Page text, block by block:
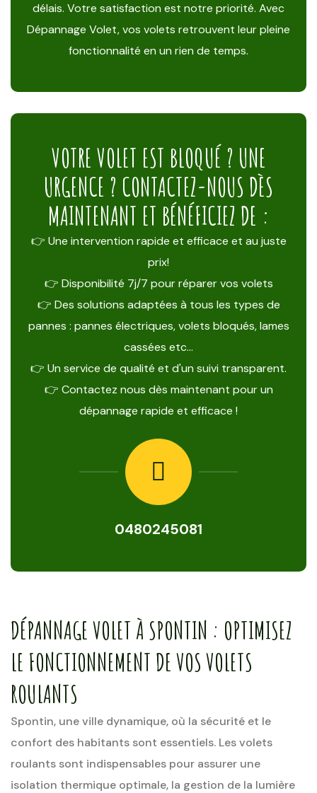
délais. Votre satisfaction est notre priorité. Avec
Dépannage Volet, vos volets retrouvent leur pleine
fonctionnalité en un rien de temps.
VOTRE VOLET EST BLOQUÉ ? UNE
URGENCE ? CONTACTEZ-NOUS DÈS
MAINTENANT ET BÉNÉFICIEZ DE :
👉 Une intervention rapide et efficace et au juste
prix!
👉 Disponibilité 7j/7 pour réparer vos volets
👉 Des solutions adaptées à tous les types de
pannes : pannes électriques, volets bloqués, lames
cassées etc…
👉 Un service de qualité et d'un suivi transparent.
👉 Contactez nous dès maintenant pour un
dépannage rapide et efficace !
0480245081
DÉPANNAGE VOLET À SPONTIN : OPTIMISEZ
LE FONCTIONNEMENT DE VOS VOLETS
ROULANTS
Spontin, une ville dynamique, où la sécurité et le
confort des habitants sont essentiels. Les volets
roulants sont indispensables pour assurer une
isolation thermique optimale, la gestion de la lumière